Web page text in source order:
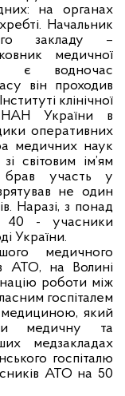
на органах
Начальник
закладу –
медичної
є водночас
він проходив
клінічної
НАН України в
оперативних
медичних наук
світовим ім’ям
брав участь у
не один
Наразі, з понад
40 - учасники
України.
медичного
АТО, на Волині
роботи між
госпіталем
медициною, який
медичну та
медзакладах
госпіталю
АТО на 50